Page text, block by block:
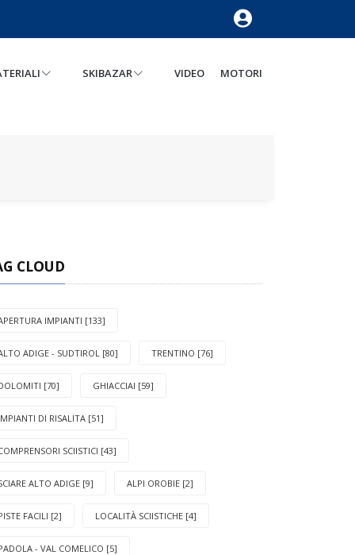
SKIBAZAR VIDEO MOTORI
CLOUD
IMPIANTI [133]
ADIGE - SUDTIROL [80] TRENTINO [76]
[70] GHIACCIAI [59]
DI RISALITA [51]
SCIISTICI [43]
ALTO ADIGE [9] ALPI OROBIE [2]
FACILI [2] LOCALITÀ SCIISTICHE [4]
- VAL COMELICO [5]